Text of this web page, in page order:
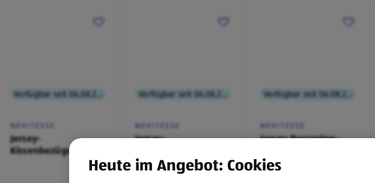
NOVITESSE
Jersey-
Kissenbezüge,
NOVITESSE
Jersey-
NOVITESSE
Jersey Boxspring-
Heute im Angebot: Cookies